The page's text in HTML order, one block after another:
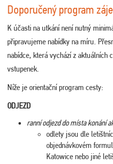
Doporučený program
K účasti na utkání není nutný
připravujeme nabídky na míru.
nabídce, která vychází z aktuálních
vstupenek.
Níže je orientační program cesty:
ODJEZD
ranní odjezd do místa konání
odlety jsou dle
objednávkovém
Katowice nebo jiné